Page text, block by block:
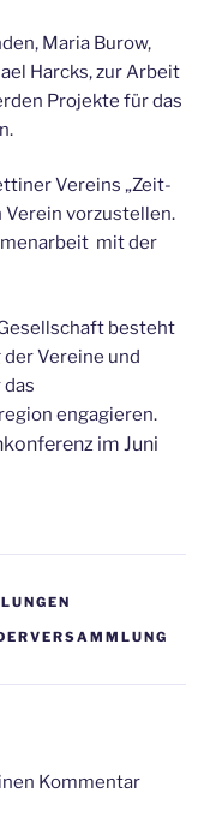
Maria Burow,
Harcks, zur Arbeit
Projekte für das
Vereins „Zeit-
Verein vorzustellen.
mit der
besteht
Vereine und
engagieren.
im Juni
Kommentar